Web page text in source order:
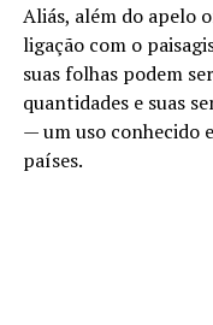
Aliás, além do apelo
ligação com o
suas folhas podem
quantidades e suas
— um uso conhecido
países.